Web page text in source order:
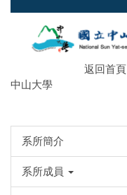
跳
容
返回首頁
中山大學
系所簡介
系所成員